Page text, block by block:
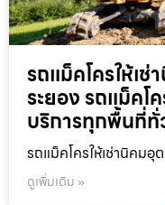
รถแม็คโครให้เช่
ระยอง รถแม็คโ
บริการทุกพื้นที่ทั่
รถแม็คโครให้เช่านิคมอุ
ดูเพิ่มเติม »